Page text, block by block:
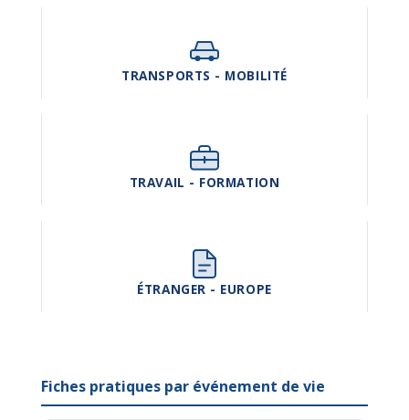
TRANSPORTS - MOBILITÉ
TRAVAIL - FORMATION
ÉTRANGER - EUROPE
Fiches pratiques par événement de vie